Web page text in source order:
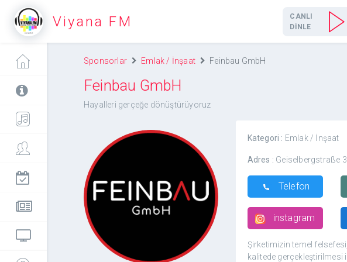
Viyana FM
CANLI
DİNLE
Sponsorlar Emlak / İnşaat Feinbau GmbH
Feinbau GmbH
Hayalleri gerçeğe dönüştürüyoruz
Feinbau GmbH
Kategori : Emlak / İnşaat
Adres : Geiselbergstraße
Telefon
instagram
Şirketimizin temel felsefesi,
kalitede